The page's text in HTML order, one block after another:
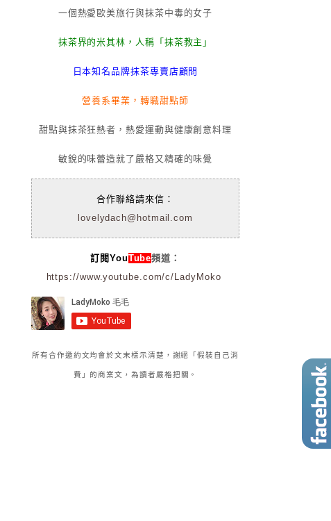
一個熱愛歐美旅行與抹茶中毒的女子
抹茶界的米其林，人稱「抹茶教主」
日本知名品牌抹茶專賣店顧問
營養系畢業，轉職甜點師
甜點與抹茶狂熱者，熱愛運動與健康創意料理
敏銳的味蕾造就了嚴格又精確的味覺
合作聯絡請來信：
lovelydach@hotmail.com
訂閱YouTube頻道：
https://www.youtube.com/c/LadyMoko
所有合作邀約文均會於文末標示清楚，謝絕「假裝自己消
費」的商業文，為讀者嚴格把關。